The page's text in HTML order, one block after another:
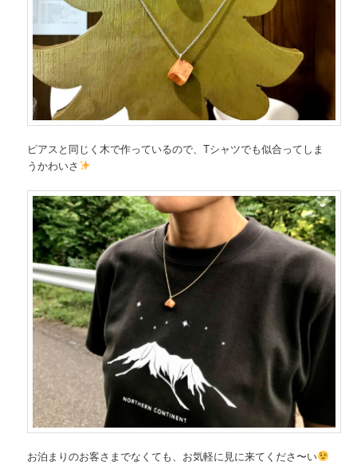
ピアスと同じく木で作っているので、Tシャツでも似合ってしま
うかわいさ
お泊まりのお客さまでなくても、お気軽に見に来てくださ〜い